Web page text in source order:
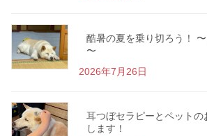
酷暑の夏を乗り切ろう！
〜
2026年7月26日
耳つぼセラピーとペットの
します！